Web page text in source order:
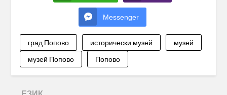
Messenger
град Попово исторически музей
музей
музей Попово
Попово
ЕЗИК